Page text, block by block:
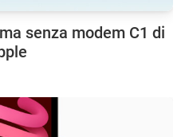
senza modem C1 di